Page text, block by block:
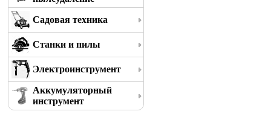
Садовая техника
Станки и пилы
Электроинструмент
Аккумуляторный
инструмент